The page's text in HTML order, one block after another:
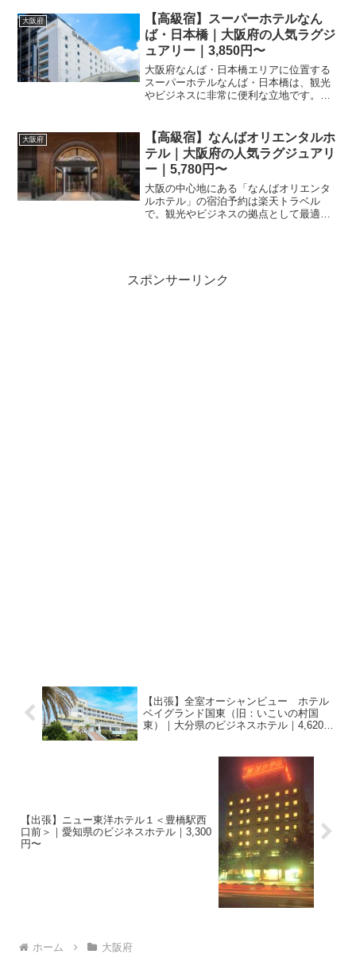
サポートします。
大阪府
【高級宿】スーパーホテルなん
ば・日本橋｜大阪府の人気ラグジ
ュアリー｜3,850円〜
大阪府なんば・日本橋エリアに位置する
スーパーホテルなんば・日本橋は、観光
やビジネスに非常に便利な立地です。清
で詳細情報を確認して予約しましょう。
大阪府
【高級宿】なんばオリエンタルホ
テル｜大阪府の人気ラグジュアリ
ー｜5,780円〜
大阪の中心地にある「なんばオリエンタ
ルホテル」の宿泊予約は楽天トラベル
で。観光やビジネスの拠点として最適な
スポンサーリンク
【出張】全室オーシャンビュー ホテル
ベイグランド国東（旧：いこいの村国
東）｜大分県のビジネスホテル｜4,620
【出張】ニュー東洋ホテル１＜豊橋駅西
口前＞｜愛知県のビジネスホテル｜3,300
円〜
ホーム 大阪府